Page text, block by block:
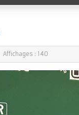
Affichages : 140